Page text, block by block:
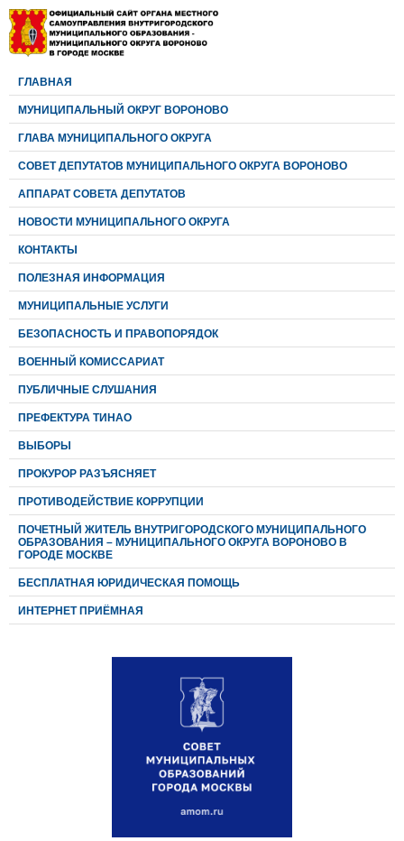
ГЛАВНАЯ
МУНИЦИПАЛЬНЫЙ ОКРУГ ВОРОНОВО
ГЛАВА МУНИЦИПАЛЬНОГО ОКРУГА
CОВЕТ ДЕПУТАТОВ МУНИЦИПАЛЬНОГО ОКРУГА ВОРОНОВО
АППАРАТ СОВЕТА ДЕПУТАТОВ
НОВОСТИ МУНИЦИПАЛЬНОГО ОКРУГА
КОНТАКТЫ
ПОЛЕЗНАЯ ИНФОРМАЦИЯ
МУНИЦИПАЛЬНЫЕ УСЛУГИ
БЕЗОПАСНОСТЬ И ПРАВОПОРЯДОК
ВОЕННЫЙ КОМИССАРИАТ
ПУБЛИЧНЫЕ СЛУШАНИЯ
ПРЕФЕКТУРА ТИНАО
ВЫБОРЫ
ПРОКУРОР РАЗЪЯСНЯЕТ
ПРОТИВОДЕЙСТВИЕ КОРРУПЦИИ
ПОЧЕТНЫЙ ЖИТЕЛЬ ВНУТРИГОРОДСКОГО МУНИЦИПАЛЬНОГО
ОБРАЗОВАНИЯ – МУНИЦИПАЛЬНОГО ОКРУГА ВОРОНОВО В
ГОРОДЕ МОСКВЕ
БЕСПЛАТНАЯ ЮРИДИЧЕСКАЯ ПОМОЩЬ
ИНТЕРНЕТ ПРИЁМНАЯ